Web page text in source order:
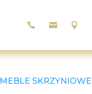
  
MEBLE SKRZYNIOWE